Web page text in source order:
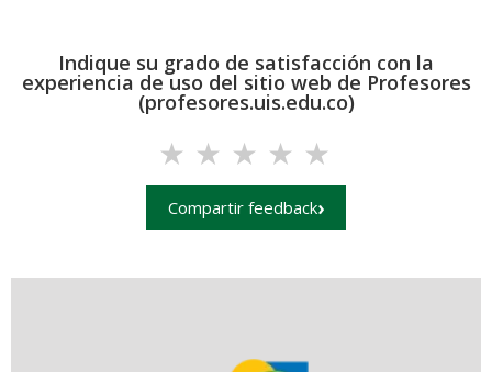
Indique su grado de satisfacción con la
experiencia de uso del sitio web de Profesores
(profesores.uis.edu.co)